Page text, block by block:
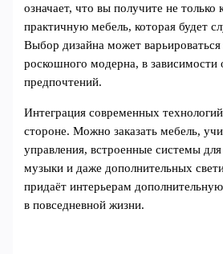
означает, что вы получите не только
практичную мебель, которая будет
Выбор дизайна может
роскошного модерна, в зависимости
предпочтений.
Интеграция современных
стороне. Можно заказать мебель,
управления, встроенные системы
музыки и даже дополнительных
придаёт интерьерам
в повседневной жизни.